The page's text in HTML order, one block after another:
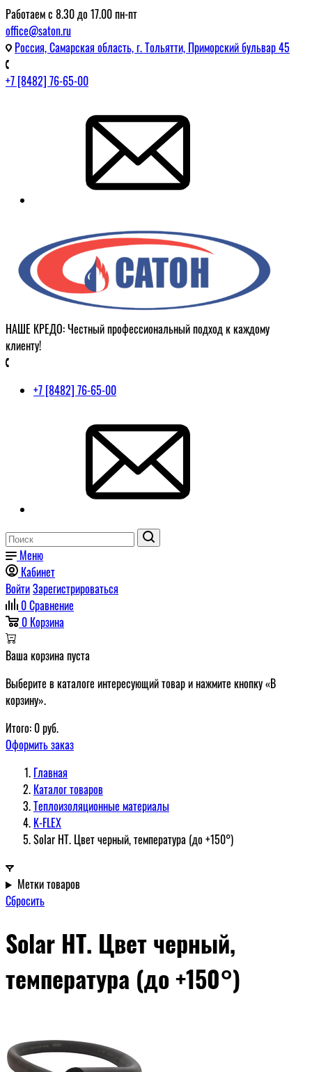
Работаем с 8.30 до 17.00 пн-пт
office@saton.ru
Россия, Самарская область, г. Тольятти, Приморский бульвар 45
+7 [8482] 76-65-00
НАШЕ КРЕДО: Честный профессиональный подход к каждому
клиенту!
+7 [8482] 76-65-00
Меню
Кабинет
ВойтиЗарегистрироваться
0Сравнение
0 Корзина
Ваша корзина пуста
Выберите в каталоге интересующий товар и нажмите кнопку «В
корзину».
Итого: 0руб.
Оформить заказ
Главная
Каталог товаров
Теплоизоляционные материалы
K-FLEX
Solar HT. Цвет черный, температура (до +150°)
Метки товаров
Сбросить
Solar HT. Цвет черный,
температура (до +150°)